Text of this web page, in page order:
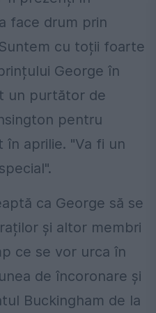
face drum prin
cu toții foarte
George în
un purtător de
pentru
în aprilie. "Va fi un
ca George să se
și altor membri
ce se vor urca în
de încoronare și
Buckingham de la